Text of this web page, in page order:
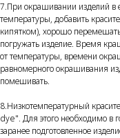
7.При окрашивании изделий в
температуры, добавить
кипятком), хорошо
погружать изделие. Время
от температуры, времени
равномерного окрашивания
помешивать.
8.Низкотемпературный
dye". Для этого необходимо в
заранее подготовленное